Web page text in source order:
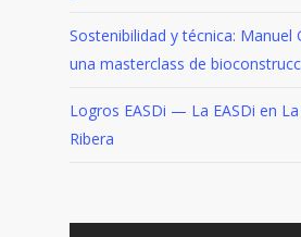
Sostenibilidad y técnica: Manuel
una masterclass de
Logros EASDi — La EASDi en
Ribera